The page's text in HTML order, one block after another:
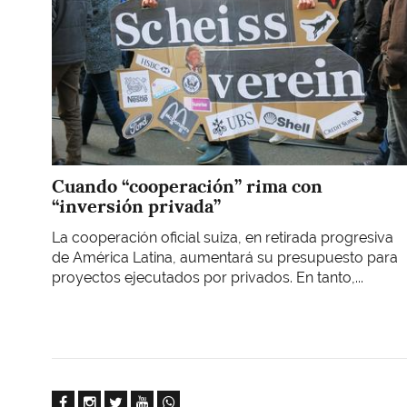
Cuando “cooperación” rima con
“inversión privada”
La cooperación oficial suiza, en retirada progresiva
de América Latina, aumentará su presupuesto para
proyectos ejecutados por privados. En tanto,...